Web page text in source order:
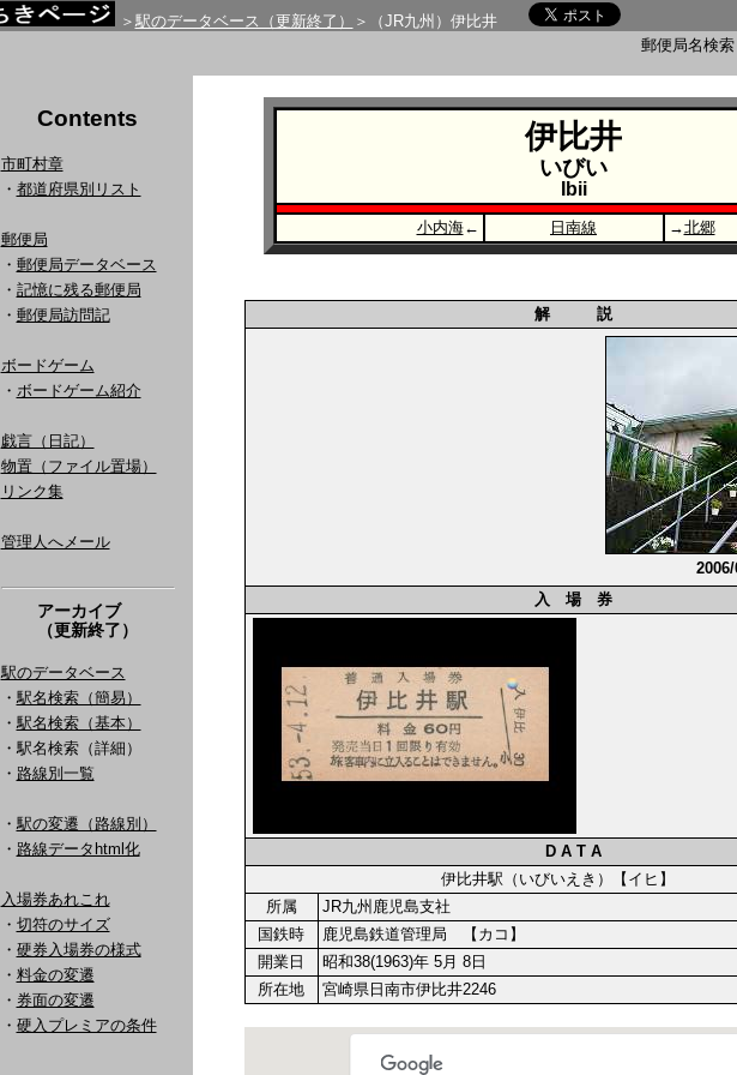
＞ 駅のデータベース（更新終了）
＞（JR九州）伊比井
郵便局名検
Contents
市町村章
・ 都道府県別リスト
郵便局
・ 郵便局データベース
・ 記憶に残る郵便局
・ 郵便局訪問記
ボードゲーム
・ ボードゲーム紹介
戯言（日記）
物置（ファイル置場）
リンク集
管理人へメール
アーカイブ
（更新終了）
駅のデータベース
・ 駅名検索（簡易）
・ 駅名検索（基本）
・駅名検索（詳細）
・ 路線別一覧
・ 駅の変遷（路線別）
・ 路線データhtml化
入場券あれこれ
・ 切符のサイズ
・ 硬券入場券の様式
・ 料金の変遷
・ 券面の変遷
・ 硬入プレミアの条件
伊比井
いびい
Ibii
小内海← 日南線 →北郷
解 説
入 場 券
D A T A
伊比井駅（いびいえき）【イヒ】
所属
JR九州鹿児島支社
国鉄時
鹿児島鉄道管理局 【カコ】
開業日
昭和38(1963)年 5月 8日
所在地
宮崎県日南市伊比井2246